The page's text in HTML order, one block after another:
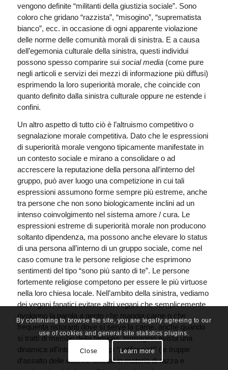
vengono definite “militanti della giustizia sociale”. Sono
coloro che gridano “razzista”, “misogino”, “suprematista
bianco”, ecc. in occasione di ogni apparente violazione
delle norme delle comunità morali di sinistra. E a causa
dell’egemonia culturale della sinistra, questi individui
possono spesso comparire sui social media(come pure
negli articoli e servizi dei mezzi di informazione più diffusi)
esprimendo la loro superiorità morale, che coincide con
quanto definito dalla sinistra culturale oppure ne estende i
confini.
Un altro aspetto di tutto ciò è l’altruismo competitivo o
segnalazione morale competitiva. Dato che le espressioni
di superiorità morale vengono tipicamente manifestate in
un contesto sociale e mirano a consolidare o ad
accrescere la reputazione della persona all’interno del
gruppo, può aver luogo una competizione in cui tali
espressioni assumono forme sempre più estreme, anche
tra persone che non sono biologicamente inclini ad un
intenso coinvolgimento nel sistema amore / cura. Le
espressioni estreme di superiorità morale non producono
soltanto dipendenza, ma possono anche elevare lo status
di una persona all’interno di un gruppo sociale, come nel
caso comune tra le persone religiose che esprimono
sentimenti del tipo “sono più santo di te”. Le persone
fortemente religiose competono per essere le più virtuose
nella loro chiesa locale. Nell’ambito della sinistra, vediamo
dei vegani fanatici evitare altri vegani che semplicemente
rivolgono la parola a gente che mangia carne o che
frequenta ristoranti dove si serve la carne, anche quando
si tratti di membri della famiglia. Immagino esista una
dinamica all’interno dei gruppi “antifascisti” (le truppe
d’assalto delle dottrine ufficiali in materia di razza e
By continuing to browse the site, you are legally agreeing to our
use of cookies and general site statistics plugins.
Close Learn more